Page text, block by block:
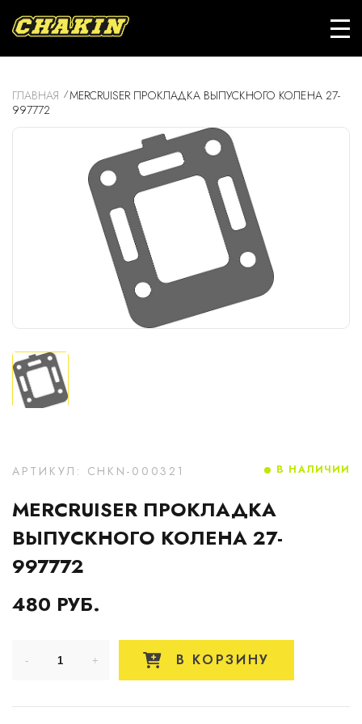
ГЛАВНАЯ
MERCRUISER ПРОКЛАДКА ВЫПУСКНОГО КОЛЕНА 27-
997772
АРТИКУЛ: CHKN-000321
MERCRUISER ПРОКЛАДКА
ВЫПУСКНОГО КОЛЕНА 27-
997772
480 РУБ.
В НАЛИЧИИ
В КОРЗИНУ